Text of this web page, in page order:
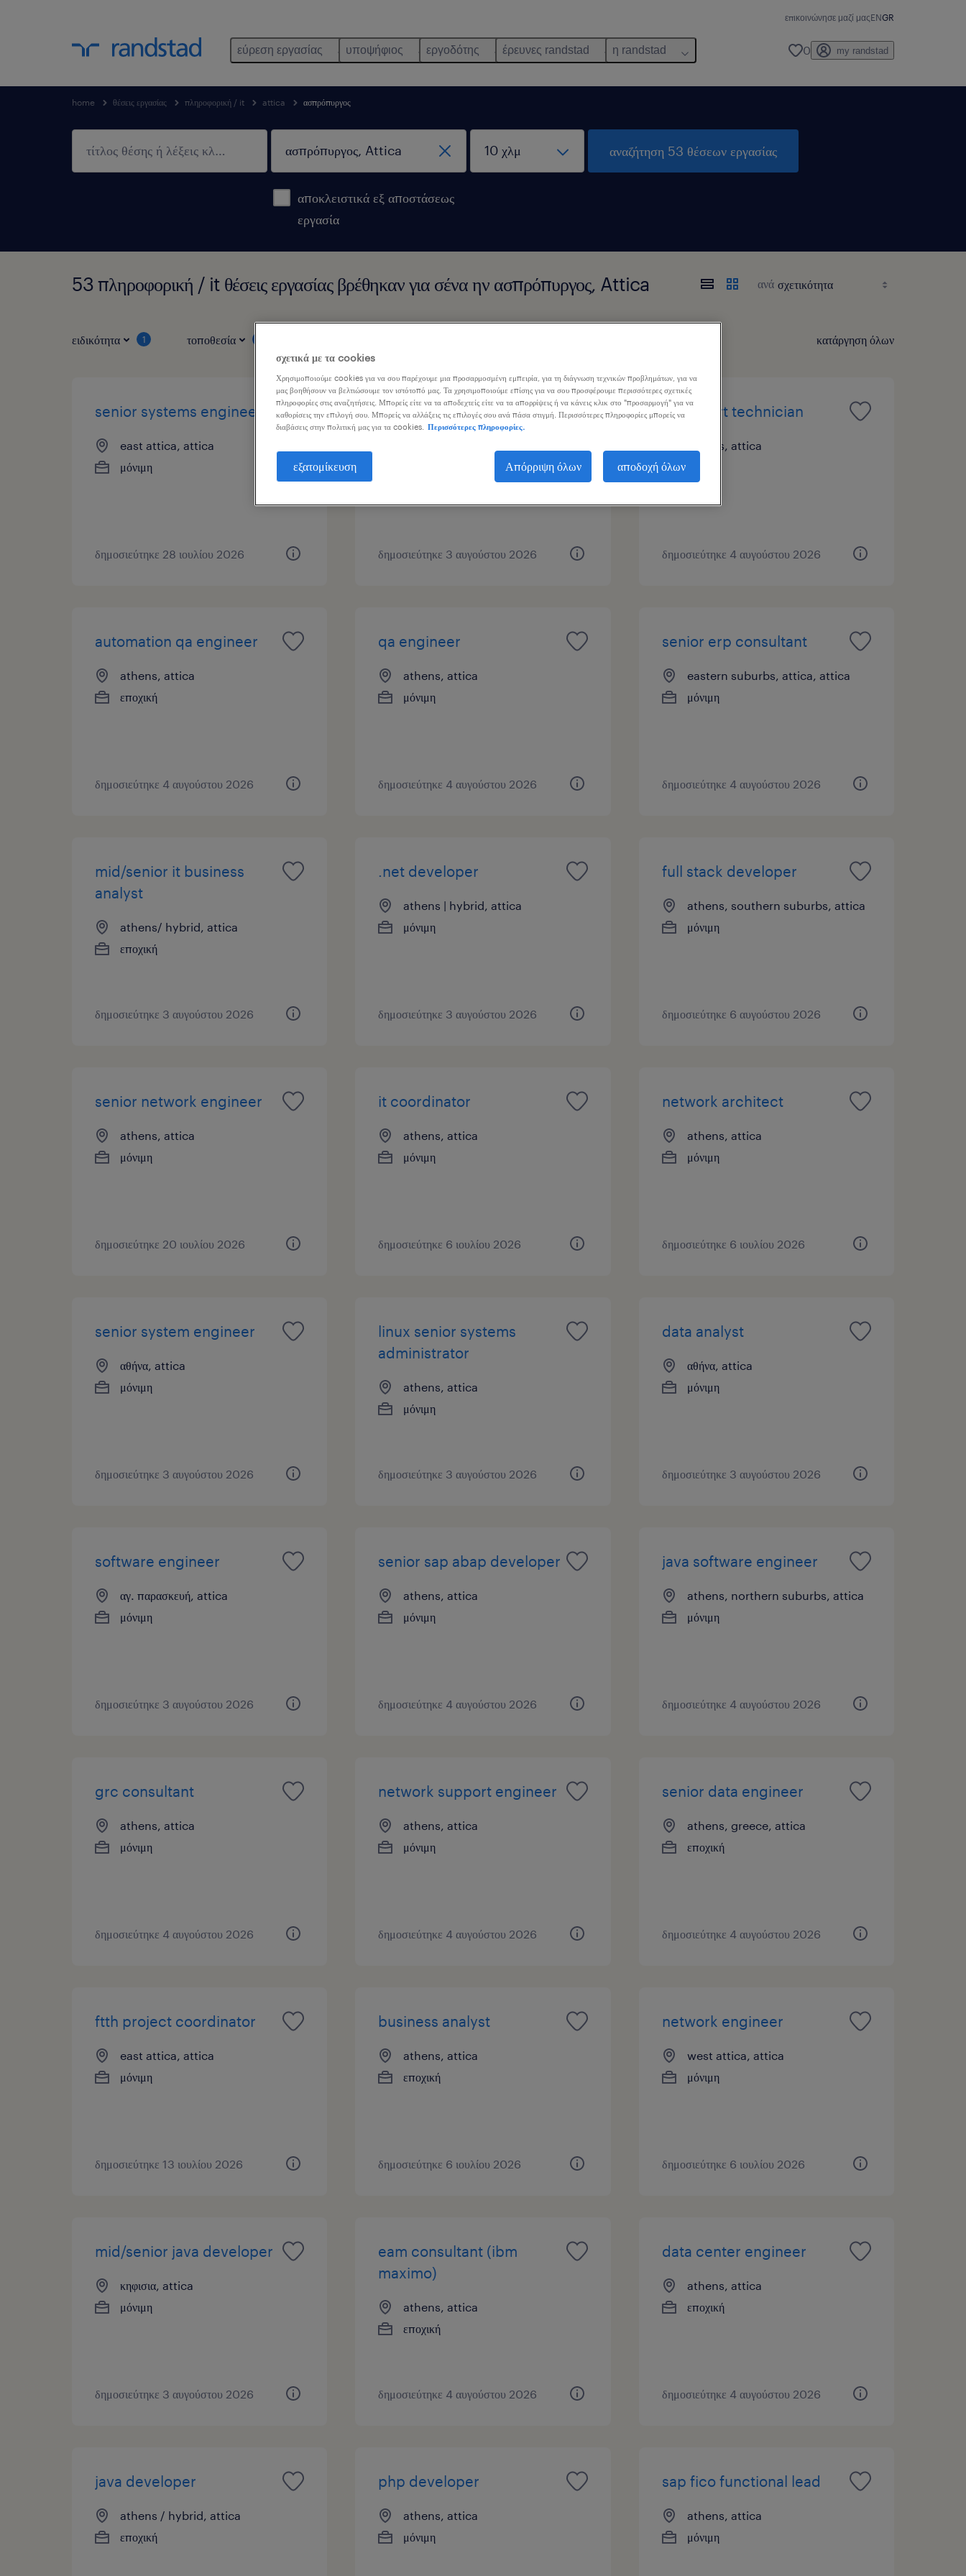
επικοινώνησε μαζί μαςENGR
εύρεση εργασίας υποψήφιος εργοδότης έρευνες randstad η randstad 0 my randstad
home θέσεις εργασίας πληροφορική / it attica ασπρόπυργος
αποκλειστικά εξ αποστάσεως
εργασία
αναζήτηση 53 θέσεων εργασίας
53 πληροφορική / it θέσεις εργασίας βρέθηκαν για σένα ην ασπρόπυργος, Attica ανά
ειδικότητα 1 τοποθεσία κατάργηση όλων
senior systems engineer
east attica, attica
μόνιμη
δημοσιεύτηκε 28 ιουλίου 2026
senior .net developer
δημοσιεύτηκε 3 αυγούστου 2026
it support technician
athens, attica
δημοσιεύτηκε 4 αυγούστου 2026
automation qa engineer
athens, attica
εποχική
δημοσιεύτηκε 4 αυγούστου 2026
qa engineer
athens, attica
μόνιμη
δημοσιεύτηκε 4 αυγούστου 2026
senior erp consultant
eastern suburbs, attica, attica
μόνιμη
δημοσιεύτηκε 4 αυγούστου 2026
mid/senior it business
analyst
athens/ hybrid, attica
εποχική
δημοσιεύτηκε 3 αυγούστου 2026
.net developer
athens | hybrid, attica
μόνιμη
δημοσιεύτηκε 3 αυγούστου 2026
full stack developer
athens, southern suburbs, attica
μόνιμη
δημοσιεύτηκε 6 αυγούστου 2026
senior network engineer
athens, attica
μόνιμη
δημοσιεύτηκε 20 ιουλίου 2026
it coordinator
athens, attica
μόνιμη
δημοσιεύτηκε 6 ιουλίου 2026
network architect
athens, attica
μόνιμη
δημοσιεύτηκε 6 ιουλίου 2026
senior system engineer
αθήνα, attica
μόνιμη
δημοσιεύτηκε 3 αυγούστου 2026
linux senior systems
administrator
athens, attica
μόνιμη
δημοσιεύτηκε 3 αυγούστου 2026
data analyst
αθήνα, attica
μόνιμη
δημοσιεύτηκε 3 αυγούστου 2026
software engineer
αγ. παρασκευή, attica
μόνιμη
δημοσιεύτηκε 3 αυγούστου 2026
senior sap abap developer
athens, attica
μόνιμη
δημοσιεύτηκε 4 αυγούστου 2026
java software engineer
athens, northern suburbs, attica
μόνιμη
δημοσιεύτηκε 4 αυγούστου 2026
grc consultant
athens, attica
μόνιμη
δημοσιεύτηκε 4 αυγούστου 2026
network support engineer
athens, attica
μόνιμη
δημοσιεύτηκε 4 αυγούστου 2026
senior data engineer
athens, greece, attica
εποχική
δημοσιεύτηκε 4 αυγούστου 2026
ftth project coordinator
east attica, attica
μόνιμη
δημοσιεύτηκε 13 ιουλίου 2026
business analyst
athens, attica
εποχική
δημοσιεύτηκε 6 ιουλίου 2026
network engineer
west attica, attica
μόνιμη
δημοσιεύτηκε 6 ιουλίου 2026
mid/senior java developer
κηφισια, attica
μόνιμη
δημοσιεύτηκε 3 αυγούστου 2026
eam consultant (ibm
maximo)
athens, attica
εποχική
δημοσιεύτηκε 4 αυγούστου 2026
data center engineer
athens, attica
εποχική
δημοσιεύτηκε 4 αυγούστου 2026
java developer
athens / hybrid, attica
εποχική
php developer
athens, attica
μόνιμη
sap fico functional lead
athens, attica
μόνιμη
σχετικά με τα cookies
Χρησιμοποιούμε cookies για να σου παρέχουμε μια προσαρμοσμένη εμπειρία, για τη διάγνωση τεχνικών προβλημάτων, για να
μας βοηθήσουν να βελτιώσουμε τον ιστότοπό μας. Τα χρησιμοποιούμε επίσης για να σου προσφέρουμε περισσότερες σχετικές
πληροφορίες στις αναζητήσεις. Μπορείς είτε να τα αποδεχτείς είτε να τα απορρίψεις ή να κάνεις κλικ στο "προσαρμογή" για να
καθορίσεις την επιλογή σου. Μπορείς να αλλάξεις τις επιλογές σου ανά πάσα στιγμή. Περισσότερες πληροφορίες μπορείς να
διαβάσεις στην πολιτική μας για τα cookies.
Περισσότερες πληροφορίες.
εξατομίκευση Απόρριψη όλων αποδοχή όλων